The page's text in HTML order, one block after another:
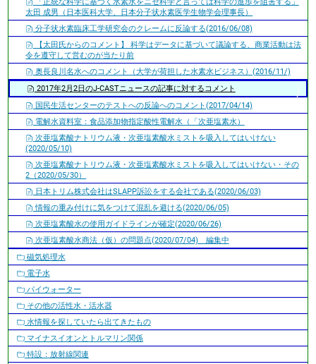
太田 成男（日本医科大学、日本分子状水素医学生物学会理事長）
分子状水素臨床工学研究会のクレームに反論する(2016/06/08)
【太田氏からのコメント】 科学はデータに基づいて議論する、商業活動は法
令を遵守して営むのが当たり前
奥長良川名水へのコメント（大学が荷担した水素水ビジネス）(2016/11/)
2017年2月2日のJ-CASTニュースの記事に対するコメント
国民生活センターのテストへの反論へのコメント(2017/04/14)
電解水資料室：食品添加物指定酸性電解水（「次亜塩素水）
次亜塩素酸ナトリウム液・次亜塩素酸水ミストを吸入してはいけない
(2020/05/10)
次亜塩素酸ナトリウム液・次亜塩素酸水ミストを吸入してはいけない・その
2（2020/05/30）
日本トリム株式会社はSLAPP訴訟をする会社である(2020/06/03)
情報の重み付けに気をつけて混乱を避ける(2020/06/05)
次亜塩素酸水の使用ガイドラインが確定(2020/06/26)
次亜塩素酸水商法（仮）の問題点(2020/07/04) 編集中
磁気処理水
電子水
パイウォーター
その他の活性水・活水器
水情報を探していたら出てきたもの
マイナスイオンとトルマリン関係
特設：放射線関連